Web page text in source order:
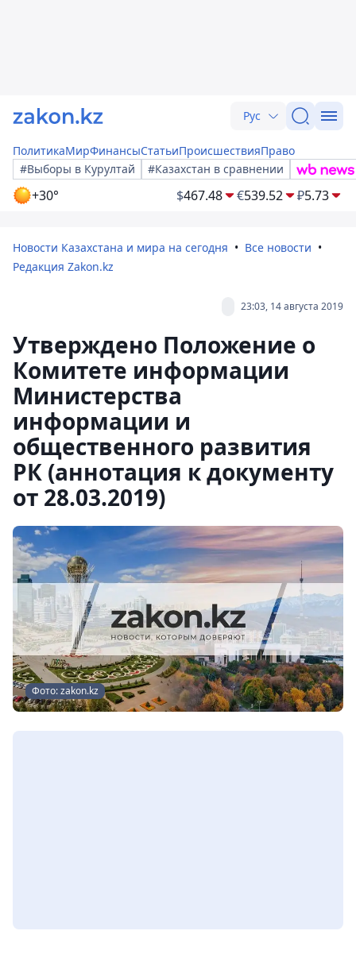
Рус
ПолитикаМирФинансыСтатьиПроисшествияПраво
#Выборы в Курултай
#Казахстан в сравнении
+30° $467.48 €539.52 ₽5.73
Новости Казахстана и мира на сегодня
Все новости
Редакция Zakon.kz
23:03, 14 августа 2019
Утверждено Положение о
Комитете информации
Министерства
информации и
общественного развития
РК (аннотация к документу
от 28.03.2019)
Фото: zakon.kz